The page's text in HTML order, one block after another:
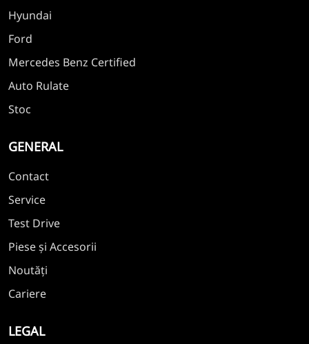
Hyundai
Ford
Mercedes Benz Certified
Auto Rulate
Stoc
GENERAL
Contact
Service
Test Drive
Piese și Accesorii
Noutăți
Cariere
LEGAL